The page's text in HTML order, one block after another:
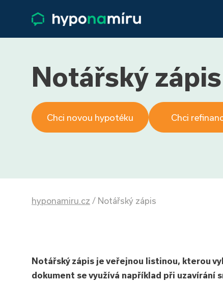
Notářský zápis
Chci novou hypotéku Chci
hyponamiru.cz / Notářský zápis
Notářský zápis je veřejnou listinou, kterou
dokument se využívá například při uzavírání